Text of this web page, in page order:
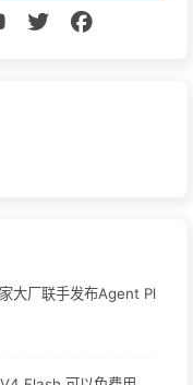
大厂联手发布Agent Pl